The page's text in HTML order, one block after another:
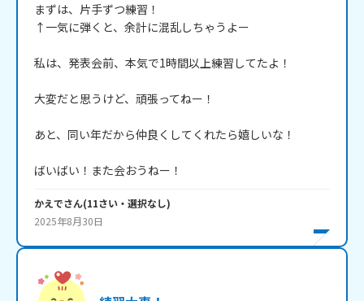
まずは、片手ずつ練習！
↑一気に弾くと、余計に混乱しちゃうよー
私は、発表会前、本気で1時間以上練習してたよ！
大変だと思うけど、頑張ってねー！
あと、同い年だから仲良くしてくれたら嬉しいな！
かえでさん(11さい・ 選択なし)
2025年8月30日